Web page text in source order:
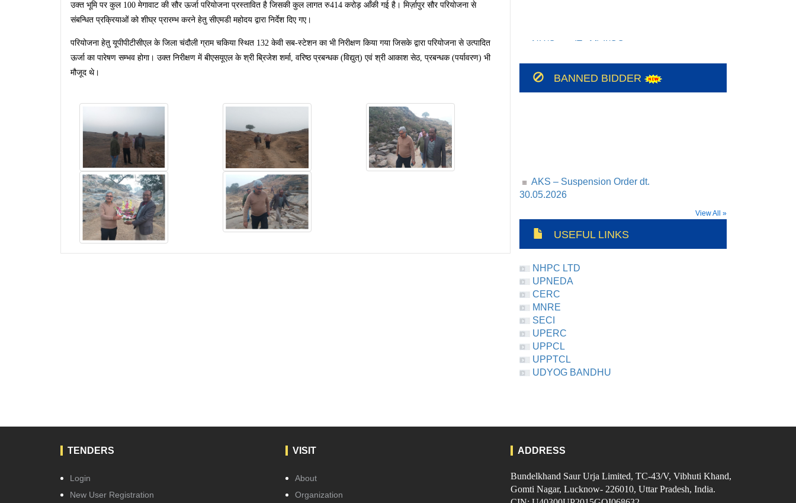
उक्त भूमि पर कुल 100 मेगावाट की सौर ऊर्जा परियोजना प्रस्तावित है जिसकी कुल लागत रु414 करोड़ आँकी गई है। मिर्ज़ापुर सौर परियोजना से
संबन्धित प्रक्रियाओं को शीघ्र प्रारम्भ करने हेतु सीएमडी महोदय द्वारा निर्देश दिए गए।
परियोजना हेतु यूपीपीटीसीएल के जिला चंदौली ग्राम चकिया स्थित 132 केवी सब-स्टेशन का भी निरीक्षण किया गया जिसके द्वारा परियोजना से उत्पादित
ऊर्जा का पारेषण सम्भव होगा। उक्त निरीक्षण में बीएसयूएल के श्री ब्रिजेश शर्मा, वरिष्ठ प्रबन्धक (विद्युत्) एवं श्री आकाश सेठ, प्रबन्धक (पर्यावरण) भी
मौजूद थे।
208/BSUL/PR/JSP/2026-27
BANNED BIDDER
30.05.2026
30-05-2026
dt. 30.05.2026
30-05-2026
View All »
USEFUL LINKS
NHPC LTD
UPNEDA
CERC
MNRE
SECI
UPERC
UPPCL
UPPTCL
UDYOG BANDHU
TENDERS
Login
New User Registration
VISIT
About
Organization
ADDRESS
Bundelkhand Saur Urja Limited, TC-43/V, Vibhuti Khand,
Gomti Nagar, Lucknow- 226010, Uttar Pradesh, India.